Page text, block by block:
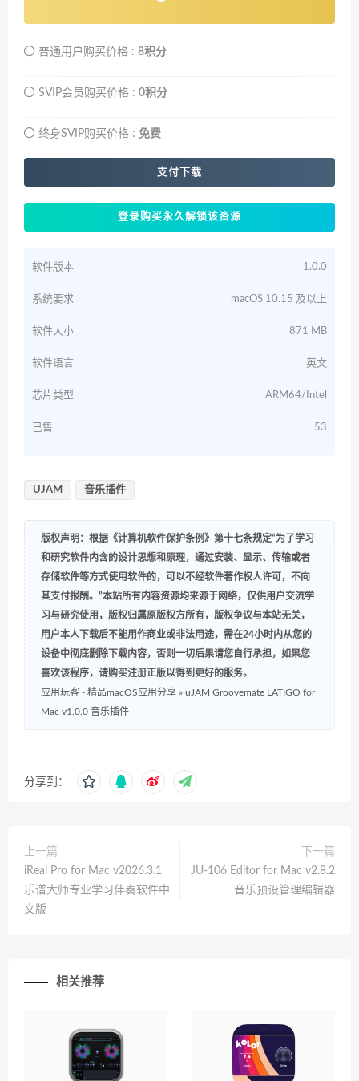
普通用户购买价格 : 8积分
SVIP会员购买价格 : 0积分
终身SVIP购买价格 : 免费
支付下载
登录购买永久解锁该资源
软件版本 1.0.0
系统要求 macOS 10.15 及以上
软件大小 871 MB
软件语言 英文
芯片类型 ARM64/Intel
已售 53
UJAM 音乐插件
版权声明：根据《计算机软件保护条例》第十七条规定“为了学习
和研究软件内含的设计思想和原理，通过安装、显示、传输或者
存储软件等方式使用软件的，可以不经软件著作权人许可，不向
其支付报酬。”本站所有内容资源均来源于网络，仅供用户交流学
习与研究使用，版权归属原版权方所有，版权争议与本站无关，
用户本人下载后不能用作商业或非法用途，需在24小时内从您的
设备中彻底删除下载内容，否则一切后果请您自行承担，如果您
喜欢该程序，请购买注册正版以得到更好的服务。
应用玩客 - 精品macOS应用分享 » uJAM Groovemate LATIGO for
Mac v1.0.0 音乐插件
分享到：
上一篇
iReal Pro for Mac v2026.3.1
乐谱大师专业学习伴奏软件中
文版
下一篇
JU-106 Editor for Mac v2.8.2
音乐预设管理编辑器
相关推荐